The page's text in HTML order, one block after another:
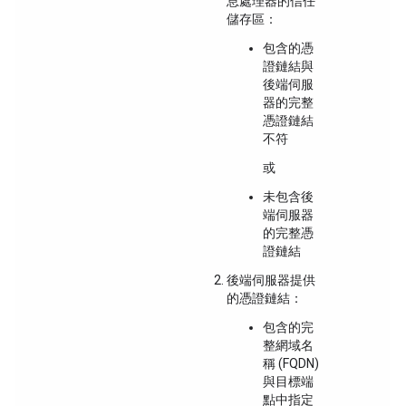
儲存區：
包含的憑
證鏈結與
後端伺服
器的完整
憑證鏈結
不符
或
未包含後
端伺服器
的完整憑
證鏈結
後端伺服器提供
的憑證鏈結：
包含的完
整網域名
稱 (FQDN)
與目標端
點中指定